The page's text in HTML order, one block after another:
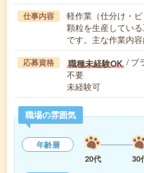
仕事内容
軽作業（仕分け・
顆粒を生産してい
です。主な作業内
応募資格 職種未経験OK / ブ
不要
未経験可
職場の雰囲気
年齢層
20代
30